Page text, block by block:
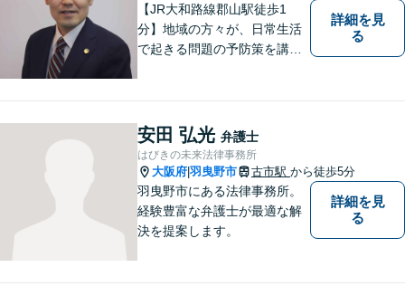
【JR大和路線郡山駅徒歩1
分】地域の方々が、日常生活
で起きる問題の予防策を講じ
身近な弁護士を目指していま
す。
詳細を見
る
安田 弘光 弁護士
はびきの未来法律事務所
大阪府 羽曳野市 古市駅 から徒歩5分
羽曳野市にある法律事務所。
経験豊富な弁護士が最適な解
決を提案します。
詳細を見
る